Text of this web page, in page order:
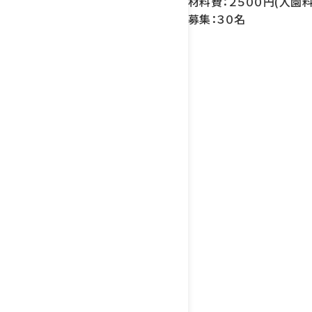
募集：３０名